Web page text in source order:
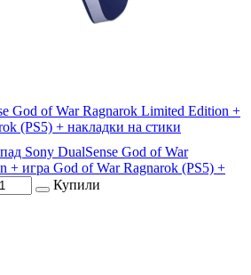
God of War Ragnarok Limited Edition +
(PS5) + накладки на стики
Sony DualSense God of War
+ игра God of War Ragnarok (PS5) +
Купили